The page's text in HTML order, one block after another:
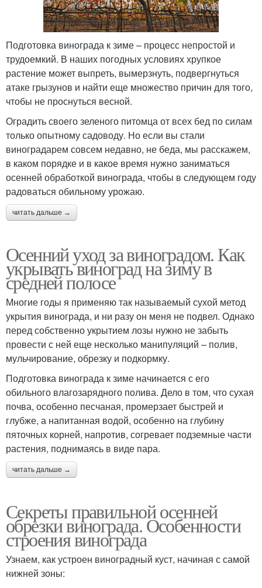
Подготовка винограда к зиме – процесс непростой и
трудоемкий. В наших погодных условиях хрупкое
растение может выпреть, вымерзнуть, подвергнуться
атаке грызунов и найти еще множество причин для того,
чтобы не проснуться весной.
Оградить своего зеленого питомца от всех бед по силам
только опытному садоводу. Но если вы стали
виноградарем совсем недавно, не беда, мы расскажем,
в каком порядке и в какое время нужно заниматься
осенней обработкой винограда, чтобы в следующем году
радоваться обильному урожаю.
читать дальше →
Осенний уход за виноградом. Как
укрывать виноград на зиму в
средней полосе
Многие годы я применяю так называемый сухой метод
укрытия винограда, и ни разу он меня не подвел. Однако
перед собственно укрытием лозы нужно не забыть
провести с ней еще несколько манипуляций – полив,
мульчирование, обрезку и подкормку.
Подготовка винограда к зиме начинается с его
обильного влагозарядного полива. Дело в том, что сухая
почва, особенно песчаная, промерзает быстрей и
глубже, а напитанная водой, особенно на глубину
пяточных корней, напротив, согревает подземные части
растения, поднимаясь в виде пара.
читать дальше →
Секреты правильной осенней
обрезки винограда. Особенности
строения винограда
Узнаем, как устроен виноградный куст, начиная с самой
нижней зоны: